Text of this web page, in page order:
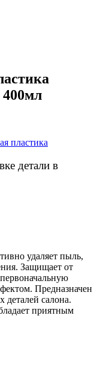
детали в
удаляет пыль,
Защищает от
Предназначен
деталей салона.
приятным